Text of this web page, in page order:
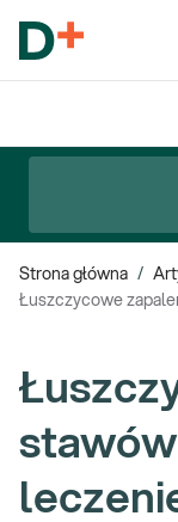
Strona główna /
Łuszczycowe